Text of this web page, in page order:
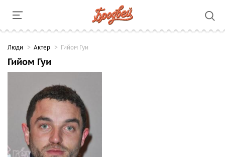
Люди Актер Гийом Гуи
Гийом Гуи